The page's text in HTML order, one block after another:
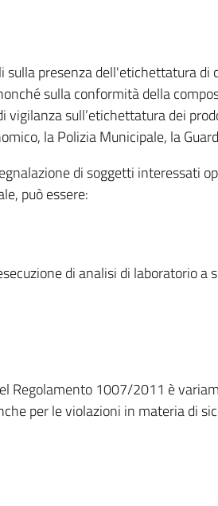
presenza dell'etichettatura di
sulla conformità della
sull’etichettatura dei
la Polizia Municipale, la
di soggetti interessati
può essere:
di analisi di laboratorio a
Regolamento 1007/2011 è
per le violazioni in materia di